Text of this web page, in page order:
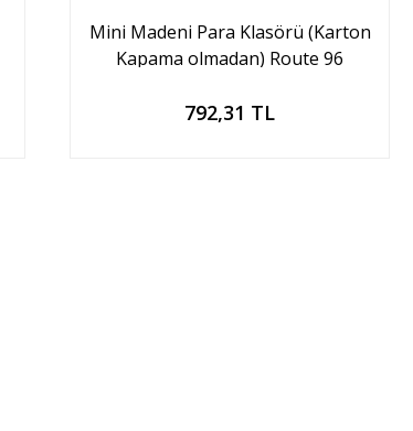
Mini Madeni Para Klasörü (Karton
Kapama olmadan) Route 96
792,31 TL
Sepete Ekle